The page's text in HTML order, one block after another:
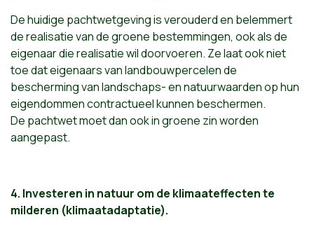
De huidige pachtwetgeving is verouderd en belemmert
de realisatie van de groene bestemmingen, ook als de
eigenaar die realisatie wil doorvoeren. Ze laat ook niet
toe dat eigenaars van landbouwpercelen de
bescherming van landschaps- en natuurwaarden op hun
eigendommen contractueel kunnen beschermen.
De pachtwet moet dan ook in groene zin worden
aangepast.
4. Investeren in natuur om de klimaateffecten te
milderen (klimaatadaptatie).